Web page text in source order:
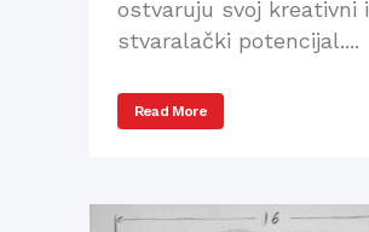
ostvaruju svoj kreativni i
stvaralački potencijal....
Read More